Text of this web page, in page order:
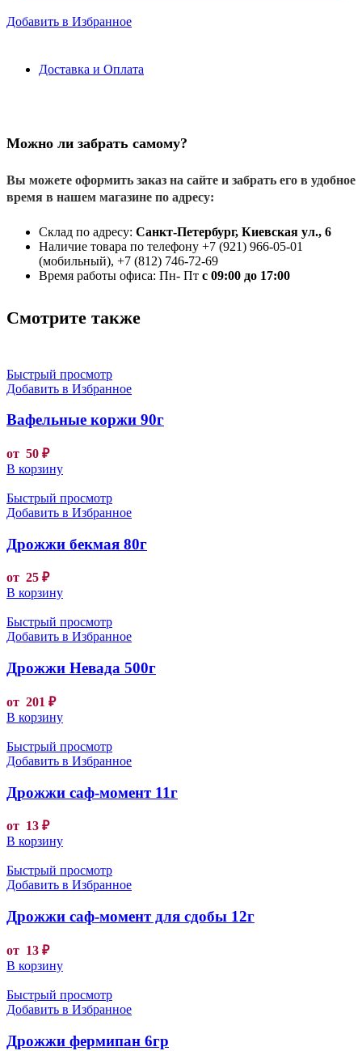
Добавить в Избранное
Доставка и Оплата
Можно ли забрать самому?
Вы можете оформить заказ на сайте и забрать его в удобное
время в нашем магазине по адресу:
Склад по адресу: Санкт-Петербург, Киевская ул., 6
Наличие товара по телефону +7 (921) 966-05-01
(мобильный), +7 (812) 746-72-69
Время работы офиса: Пн- Пт с 09:00 до 17:00
Смотрите также
Быстрый просмотр
Добавить в Избранное
Вафельные коржи 90г
от 50 ₽
В корзину
Быстрый просмотр
Добавить в Избранное
Дрожжи бекмая 80г
от 25 ₽
В корзину
Быстрый просмотр
Добавить в Избранное
Дрожжи Невада 500г
от 201 ₽
В корзину
Быстрый просмотр
Добавить в Избранное
Дрожжи саф-момент 11г
от 13 ₽
В корзину
Быстрый просмотр
Добавить в Избранное
Дрожжи саф-момент для сдобы 12г
от 13 ₽
В корзину
Быстрый просмотр
Добавить в Избранное
Дрожжи фермипан 6гр